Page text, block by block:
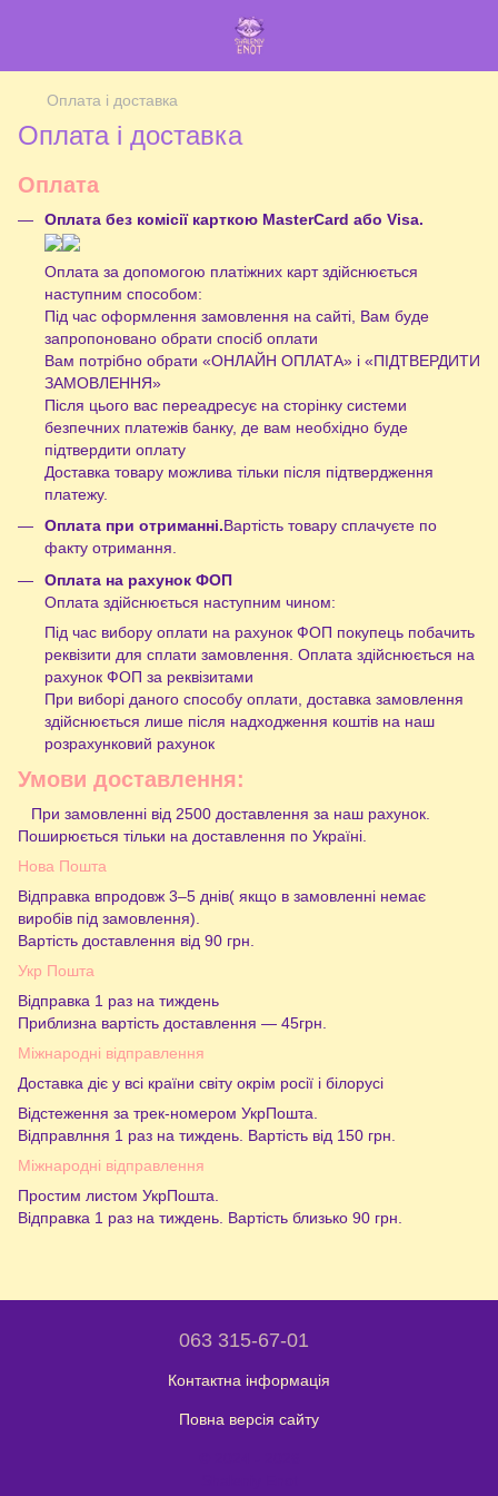
Оплата і доставка
Оплата і доставка
Оплата
Оплата без комісії карткою MasterCard або Visa.
Оплата за допомогою платіжних карт здійснюється
наступним способом:
Під час оформлення замовлення на сайті, Вам буде
запропоновано обрати спосіб оплати
Вам потрібно обрати «ОНЛАЙН ОПЛАТА» і «ПІДТВЕРДИТИ
ЗАМОВЛЕННЯ»
Після цього вас переадресує на сторінку системи
безпечних платежів банку, де вам необхідно буде
підтвердити оплату
Доставка товару можлива тільки після підтвердження
платежу.
Оплата при отриманні.Вартість товару сплачуєте по
факту отримання.
Оплата на рахунок ФОП
Оплата здійснюється наступним чином:
Під час вибору оплати на рахунок ФОП покупець побачить
реквізити для сплати замовлення. Оплата здійснюється на
рахунок ФОП за реквізитами
При виборі даного способу оплати, доставка замовлення
здійснюється лише після надходження коштів на наш
розрахунковий рахунок
Умови доставлення:
При замовленні від 2500 доставлення за наш рахунок.
Поширюється тільки на доставлення по Україні.
Нова Пошта
Відправка впродовж 3–5 днів( якщо в замовленні немає
виробів під замовлення).
Вартість доставлення від 90 грн.
Укр Пошта
Відправка 1 раз на тиждень
Приблизна вартість доставлення — 45грн.
Міжнародні відправлення
Доставка діє у всі країни світу окрім росії і білорусі
Відстеження за трек-номером УкрПошта.
Відправлння 1 раз на тиждень. Вартість від 150 грн.
Міжнародні відправлення
Простим листом УкрПошта.
Відправка 1 раз на тиждень. Вартість близько 90 грн.
063 315-67-01
Контактна інформація
Повна версія сайту